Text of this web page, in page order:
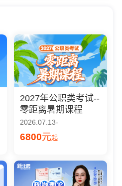
2027年公职类考试--
零距离暑期课程
2026.07.13-
6800元起